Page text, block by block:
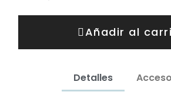
Añadir al
Detalles